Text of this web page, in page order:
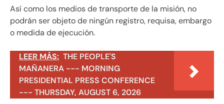
Así como los medios de transporte de la misión, no
podrán ser objeto de ningún registro, requisa, embargo
o medida de ejecución.
LEER MÁS: THE PEOPLE'S
MAÑANERA --- MORNING
PRESIDENTIAL PRESS CONFERENCE
--- THURSDAY, AUGUST 6, 2026